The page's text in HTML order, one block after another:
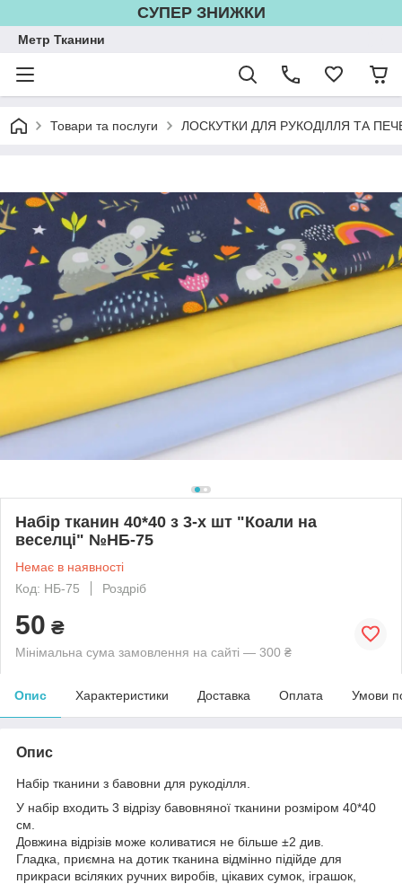
СУПЕР ЗНИЖКИ
Метр Тканини
Товари та послуги ЛОСКУТКИ ДЛЯ РУКОДІЛЛЯ ТА
Набір тканин 40*40 з 3-х шт "Коали на
веселці" №НБ-75
Немає в наявності
Код: НБ-75
Роздріб
50 ₴
Мінімальна сума замовлення на сайті — 300 ₴
Опис Характеристики Доставка Оплата Умови
Опис
Набір тканини з бавовни для рукоділля.
У набір входить 3 відрізу бавовняної тканини розміром 40*40
см.
Довжина відрізів може коливатися не більше ±2 див.
Гладка, приємна на дотик тканина відмінно підійде для
прикраси всіляких ручних виробів, цікавих сумок, іграшок,